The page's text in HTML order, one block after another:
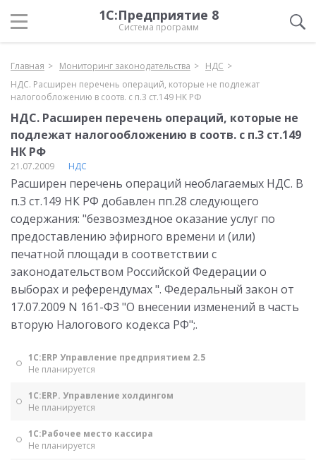
1С:Предприятие 8
Система программ
Главная Мониторинг законодательства
НДС
НДС. Расширен перечень операций, которые не подлежат
налогообложению в соотв. с п.3 ст.149 НК РФ
НДС. Расширен перечень операций, которые не
подлежат налогообложению в соотв. с п.3 ст.149
НК РФ
21.07.2009 НДС
Расширен перечень операций необлагаемых НДС. В
п.3 ст.149 НК РФ добавлен пп.28 следующего
содержания: "безвозмездное оказание услуг по
предоставлению эфирного времени и (или)
печатной площади в соответствии с
законодательством Российской Федерации о
выборах и референдумах ". Федеральный закон от
17.07.2009 N 161-ФЗ "О внесении изменений в часть
вторую Налогового кодекса РФ";.
1С:ERP Управление предприятием 2.5
Не планируется
1С:ERP. Управление холдингом
Не планируется
1С:Рабочее место кассира
Не планируется